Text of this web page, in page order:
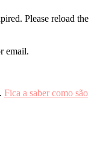
Please reload the
email.
Fica a saber como são